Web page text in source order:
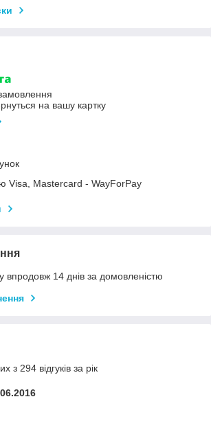
на вашу картку
Visa, Mastercard - WayForPay
впродовж 14 днів за домовленістю
з 294 відгуків за рік